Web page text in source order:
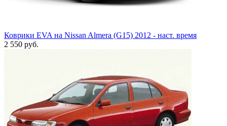
Коврики EVA на Nissan Almera (G15) 2012 - наст. время
2 550 руб.